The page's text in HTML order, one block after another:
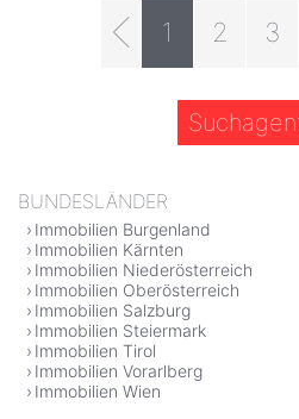
1 2 3
BUNDESLÄNDER
Immobilien Burgenland
Immobilien Kärnten
Immobilien Niederösterreich
Immobilien Oberösterreich
Immobilien Salzburg
Immobilien Steiermark
Immobilien Tirol
Immobilien Vorarlberg
Immobilien Wien